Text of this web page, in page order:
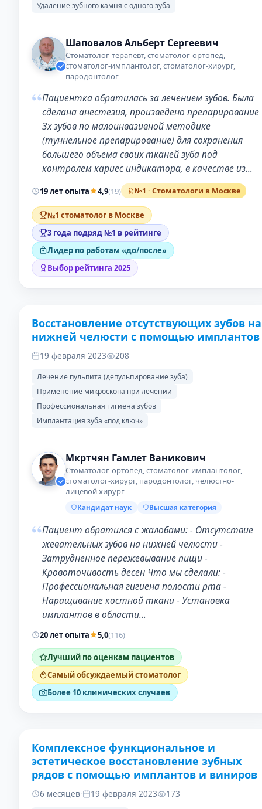
Удаление зубного камня с одного зуба
Шаповалов Альберт Сергеевич
Стоматолог-терапевт, стоматолог-ортопед,
стоматолог-имплантолог, стоматолог-хирург,
пародонтолог
“Пациентка обратилась за лечением зубов. Была
сделана анестезия, произведено препарирование
3х зубов по малоинвазивной методике
(туннельное препарирование) для сохранения
большего объема своих тканей зуба под
контролем кариес индикатора, в качестве из…
19 лет опыта 4,9(19) №1 · Стоматологи в Москве
№1 стоматолог в Москве
3 года подряд №1 в рейтинге
Лидер по работам «до/после»
Выбор рейтинга 2025
ДО ПОСЛЕ
Восстановление отсутствующих зубов на
нижней челюсти с помощью имплантов
19 февраля 2023 208
Лечение пульпита (депульпирование зуба)
Применение микроскопа при лечении
Профессиональная гигиена зубов
Имплантация зуба «под ключ»
Мкртчян Гамлет Ваникович
Стоматолог-ортопед, стоматолог-имплантолог,
стоматолог-хирург, пародонтолог, челюстно-
лицевой хирург
Кандидат наук Высшая категория
“Пациент обратился с жалобами: - Отсутствие
жевательных зубов на нижней челюсти -
Затрудненное пережевывание пищи -
Кровоточивость десен Что мы сделали: -
Профессиональная гигиена полости рта -
Наращивание костной ткани - Установка
имплантов в области…
20 лет опыта 5,0(116)
Лучший по оценкам пациентов
Самый обсуждаемый стоматолог
Более 10 клинических случаев
ДО
Комплексное функциональное и
эстетическое восстановление зубных
рядов с помощью имплантов и виниров
6 месяцев· 19 февраля 2023 173